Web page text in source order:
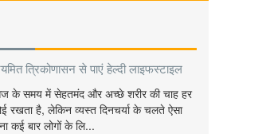
त्रिकोणासन से पाएं हेल्दी लाइफस्टाइल
के समय में सेहतमंद और अच्छे शरीर की चाह हर
रखता है, लेकिन व्यस्त दिनचर्या के चलते ऐसा
कई बार लोगों के लि...